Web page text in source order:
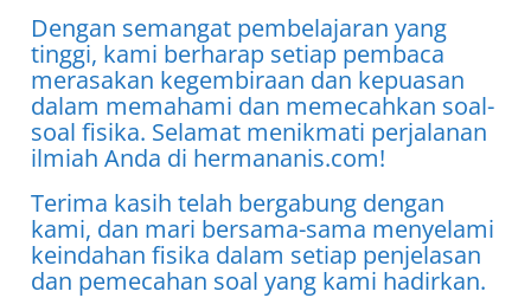
Dengan semangat pembelajaran yang
tinggi, kami berharap setiap pembaca
merasakan kegembiraan dan kepuasan
dalam memahami dan memecahkan soal-
soal fisika. Selamat menikmati perjalanan
ilmiah Anda di hermananis.com!
Terima kasih telah bergabung dengan
kami, dan mari bersama-sama menyelami
keindahan fisika dalam setiap penjelasan
dan pemecahan soal yang kami hadirkan.